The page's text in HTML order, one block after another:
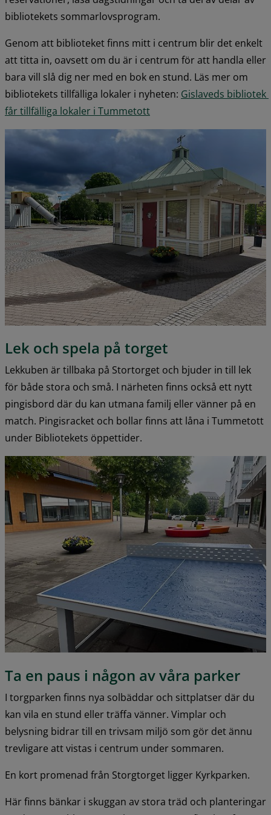
bibliotekets sommarlovsprogram.
Genom att biblioteket finns mitt i centrum blir det enkelt
att titta in, oavsett om du är i centrum för att handla eller
bara vill slå dig ner med en bok en stund. Läs mer om
bibliotekets tillfälliga lokaler i nyheten: Gislaveds bibliotek
får tillfälliga lokaler i Tummetott
Lek och spela på torget
Lekkuben är tillbaka på Stortorget och bjuder in till lek
för både stora och små. I närheten finns också ett nytt
pingisbord där du kan utmana familj eller vänner på en
match. Pingisracket och bollar finns att låna i Tummetott
under Bibliotekets öppettider.
Ta en paus i någon av våra parker
I torgparken finns nya solbäddar och sittplatser där du
kan vila en stund eller träffa vänner. Vimplar och
belysning bidrar till en trivsam miljö som gör det ännu
trevligare att vistas i centrum under sommaren.
En kort promenad från Storgtorget ligger Kyrkparken.
Här finns bänkar i skuggan av stora träd och planteringar